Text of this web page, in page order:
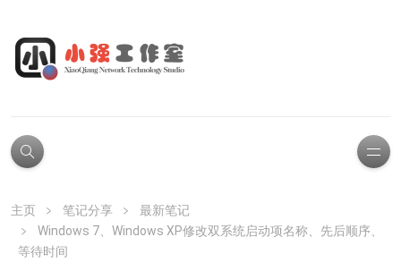
主页 笔记分享
最新笔记
Windows 7、Windows XP修改双系统启动项名称、先后顺序、
等待时间